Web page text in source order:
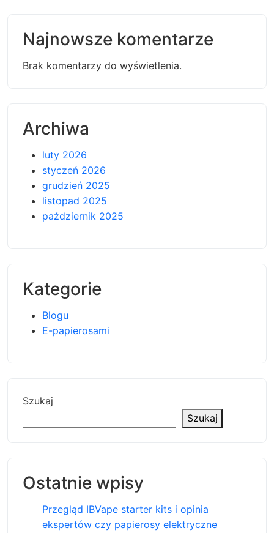
Najnowsze komentarze
Brak komentarzy do wyświetlenia.
Archiwa
luty 2026
styczeń 2026
grudzień 2025
listopad 2025
październik 2025
Kategorie
Blogu
E-papierosami
Szukaj
Szukaj
Ostatnie wpisy
Przegląd IBVape starter kits i opinia
ekspertów czy papierosy elektryczne